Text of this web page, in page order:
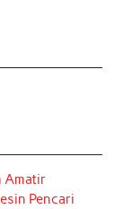
Amatir
Pencari